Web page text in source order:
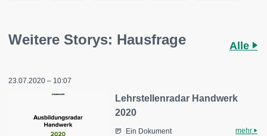
Weitere Storys: Hausfrage Alle
23.07.2020 – 10:07
Lehrstellenradar Handwerk
2020
Ein Dokument mehr